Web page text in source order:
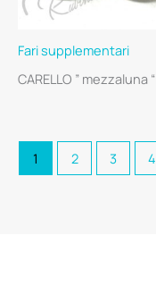
Fari supplementari
CARELLO ” mezzaluna “
1 2 3 4